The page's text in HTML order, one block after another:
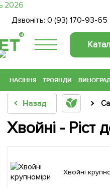
Дзвоніть: 0 (93) 170-93-65
®
НАСІННЯ ТРОЯНДИ
Назад
Хвойні - Ріст
Хвойні